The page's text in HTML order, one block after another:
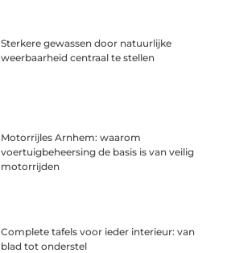
Sterkere gewassen door natuurlijke
weerbaarheid centraal te stellen
Motorrijles Arnhem: waarom
voertuigbeheersing de basis is van veilig
motorrijden
Complete tafels voor ieder interieur: van
blad tot onderstel